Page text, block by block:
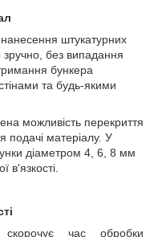
нанесення штукатурних
зручно, без випадання
бункера
та будь-якими
можливість перекриття
подачі матеріалу. У
діаметром 4, 6, 8 мм
в'язкості.
час обробки